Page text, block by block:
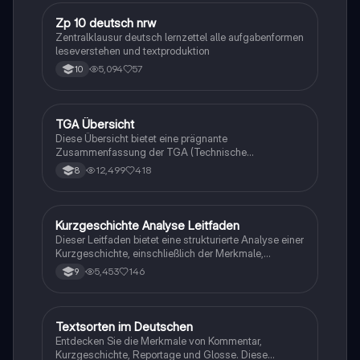
Schüler, die ihre Schreibfähigkeiten verbessern
möchten.
Deutsch
Zp 10 deutsch nrw
Zentralklausur deutsch lernzettel alle aufgabenformen
leseverstehen und textproduktion
10 5,094 57
Deutsch
TGA Übersicht
Diese Übersicht bietet eine prägnante
Zusammenfassung der TGA (Technische
Gebäudeausrüstung) und ihrer wichtigsten Aspekte.
Ideal für Studierende, die sich schnell einen Überblick
8 12,499 418
Deutsch
Kurzgeschichte Analyse Leitfaden
Dieser Leitfaden bietet eine strukturierte Analyse einer
Kurzgeschichte, einschließlich der Merkmale,
Erzähltechnik und Charakterisierung. Er umfasst eine
Einleitung, einen Hauptteil mit Inhaltsangabe und
Literaturwissenschaft.
9 5,453 146
Deutsch
Textsorten im Deutschen
Entdecken Sie die Merkmale von Kommentar,
Kurzgeschichte, Reportage und Glosse. Diese